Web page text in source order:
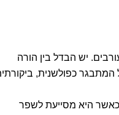
יש הבדל בין הורה
המתבגר כפולשנית,
היא מסייעת לשפר